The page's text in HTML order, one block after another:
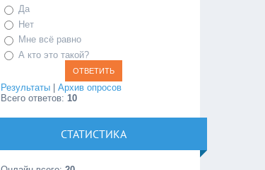
Да
Нет
Мне всё равно
А кто это такой?
Результаты |Архив опросов
Всего ответов:10
СТАТИСТИКА